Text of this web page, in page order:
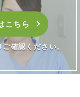
こちら
確認ください。